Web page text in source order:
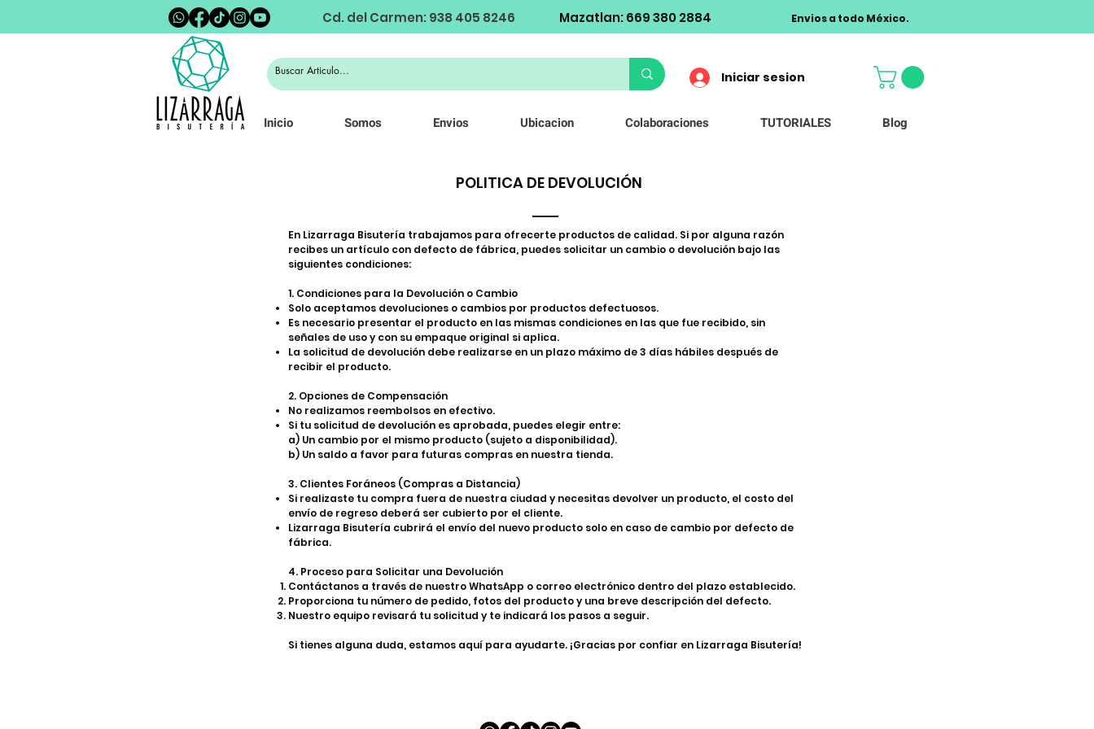
Cd. del Carmen: 938 405 8246 Mazatlan: 669 380 2884 Envios a todo México.
Iniciar sesion
Inicio Somos Envios Ubicacion Colaboraciones TUTORIALES Blog
POLITICA DE DEVOLUCIÓN
En Lizarraga Bisutería trabajamos para ofrecerte productos de calidad. Si por alguna razón
recibes un artículo con defecto de fábrica, puedes solicitar un cambio o devolución bajo las
siguientes condiciones:
1. Condiciones para la Devolución o Cambio
Solo aceptamos devoluciones o cambios por productos defectuosos.
Es necesario presentar el producto en las mismas condiciones en las que fue recibido, sin
señales de uso y con su empaque original si aplica.
La solicitud de devolución debe realizarse en un plazo máximo de 3 días hábiles después de
recibir el producto.
2. Opciones de Compensación
No realizamos reembolsos en efectivo.
Si tu solicitud de devolución es aprobada, puedes elegir entre:
a) Un cambio por el mismo producto (sujeto a disponibilidad).
b) Un saldo a favor para futuras compras en nuestra tienda.
3. Clientes Foráneos (Compras a Distancia)
Si realizaste tu compra fuera de nuestra ciudad y necesitas devolver un producto, el costo del
envío de regreso deberá ser cubierto por el cliente.
Lizarraga Bisutería cubrirá el envío del nuevo producto solo en caso de cambio por defecto de
fábrica.​
4. Proceso para Solicitar una Devolución
Contáctanos a través de nuestro WhatsApp o correo electrónico dentro del plazo establecido.
Proporciona tu número de pedido, fotos del producto y una breve descripción del defecto.
Nuestro equipo revisará tu solicitud y te indicará los pasos a seguir.
Si tienes alguna duda, estamos aquí para ayudarte. ¡Gracias por confiar en Lizarraga Bisutería!